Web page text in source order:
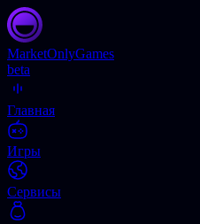
MarketOnlyGames
beta
Главная
Игры
Сервисы